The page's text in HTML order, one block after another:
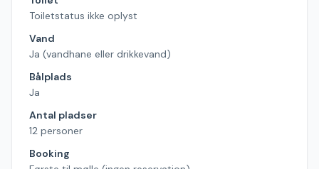
Toiletstatus ikke oplyst
Vand
Ja (vandhane eller drikkevand)
Bålplads
Ja
Antal pladser
12 personer
Booking